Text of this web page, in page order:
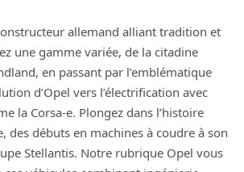
allemand alliant tradition et
une gamme variée, de la citadine
en passant par l’emblématique
d’Opel vers l’électrification avec
la Corsa-e. Plongez dans l’histoire
des débuts en machines à coudre à son
Stellantis. Notre rubrique Opel vous